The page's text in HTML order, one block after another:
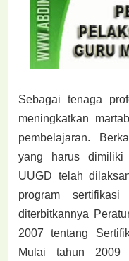
Sebagai tenaga
meningkatkan
pembelajaran.
yang harus
UUGD telah
program
diterbitkannya
2007 tentang
Mulai tahun 2009